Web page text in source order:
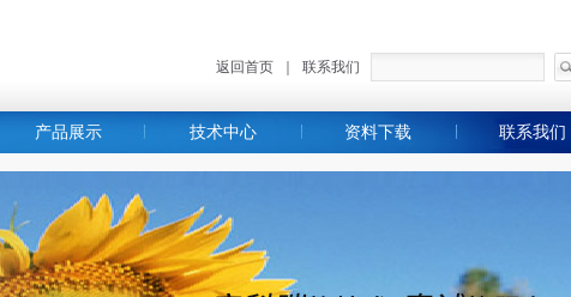
返回首页 联系我们
产品展示 技术中心 资料下载 联系我们